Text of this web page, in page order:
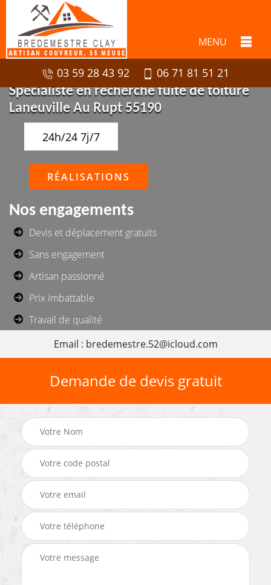
MENU
03 59 28 43 92
06 71 81 51 21
Spécialiste en recherche fuite de toiture
Laneuville Au Rupt 55190
24h/24 7j/7
RÉALISATIONS
Nos engagements
Devis et déplacement gratuits
Sans engagement
Artisan passionné
Prix imbattable
Travail de qualité
Email : bredemestre.52@icloud.com
Demande de devis gratuit